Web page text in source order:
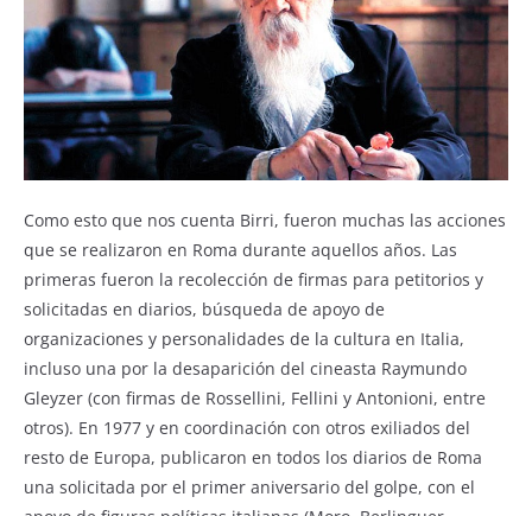
Como esto que nos cuenta Birri, fueron muchas las acciones
que se realizaron en Roma durante aquellos años. Las
primeras fueron la recolección de firmas para petitorios y
solicitadas en diarios, búsqueda de apoyo de
organizaciones y personalidades de la cultura en Italia,
incluso una por la desaparición del cineasta Raymundo
Gleyzer (con firmas de Rossellini, Fellini y Antonioni, entre
otros). En 1977 y en coordinación con otros exiliados del
resto de Europa, publicaron en todos los diarios de Roma
una solicitada por el primer aniversario del golpe, con el